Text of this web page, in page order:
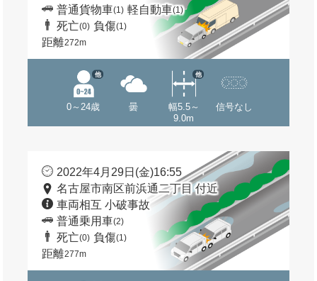
普通貨物車(1) 軽自動車(1)
死亡(0) 負傷(1)
距離272m
0～24歳
他
曇
幅5.5～
9.0m
他
信号なし
2022年4月29日(金)16:55
名古屋市南区前浜通二丁目 付近
車両相互 小破事故
普通乗用車(2)
死亡(0) 負傷(1)
距離277m